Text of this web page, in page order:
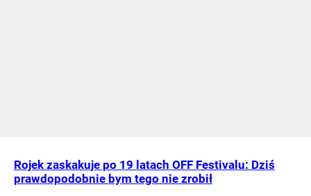
Rojek zaskakuje po 19 latach OFF Festivalu: Dziś
prawdopodobnie bym tego nie zrobił